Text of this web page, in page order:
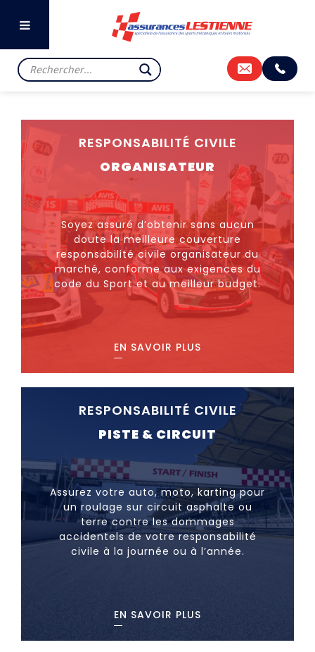
RESPONSABILITÉ CIVILE
ORGANISATEUR
Soyez assuré d’obtenir sans aucun
doute la meilleure couverture
responsabilité civile organisateur du
marché, conforme aux exigences du
code du Sport et au meilleur budget.
EN SAVOIR PLUS
RESPONSABILITÉ CIVILE
PISTE & CIRCUIT
Assurez votre auto, moto, karting pour
un roulage sur circuit asphalte ou
terre contre les dommages
accidentels de votre responsabilité
civile à la journée ou à l’année.
EN SAVOIR PLUS